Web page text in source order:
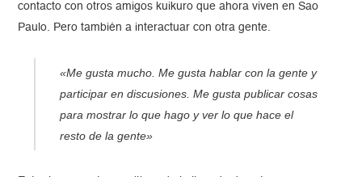
contacto con otros amigos kuikuro que ahora viven en Sao
Paulo. Pero también a interactuar con otra gente.
«Me gusta mucho. Me gusta hablar con la gente y
participar en discusiones. Me gusta publicar cosas
para mostrar lo que hago y ver lo que hace el
resto de la gente»